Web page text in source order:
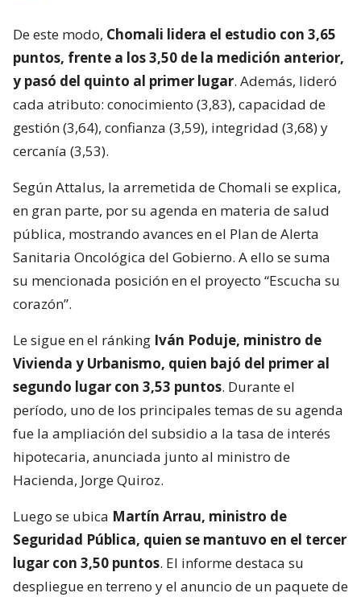
De este modo, Chomali lidera el estudio con 3,65
puntos, frente a los 3,50 de la medición anterior,
y pasó del quinto al primer lugar. Además, lideró
cada atributo: conocimiento (3,83), capacidad de
gestión (3,64), confianza (3,59), integridad (3,68) y
cercanía (3,53).
Según Attalus, la arremetida de Chomali se explica,
en gran parte, por su agenda en materia de salud
pública, mostrando avances en el Plan de Alerta
Sanitaria Oncológica del Gobierno. A ello se suma
su mencionada posición en el proyecto “Escucha su
corazón”.
Le sigue en el ránking Iván Poduje, ministro de
Vivienda y Urbanismo, quien bajó del primer al
segundo lugar con 3,53 puntos. Durante el
período, uno de los principales temas de su agenda
fue la ampliación del subsidio a la tasa de interés
hipotecaria, anunciada junto al ministro de
Hacienda, Jorge Quiroz.
Luego se ubica Martín Arrau, ministro de
Seguridad Pública, quien se mantuvo en el tercer
lugar con 3,50 puntos. El informe destaca su
despliegue en terreno y el anuncio de un paquete de